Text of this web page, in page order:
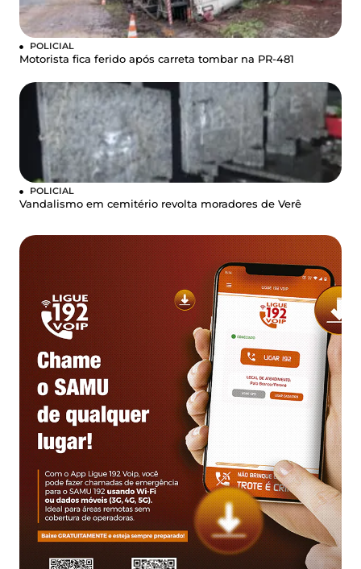
POLICIAL
Motorista fica ferido após carreta tombar na PR-481
POLICIAL
Vandalismo em cemitério revolta moradores de Verê